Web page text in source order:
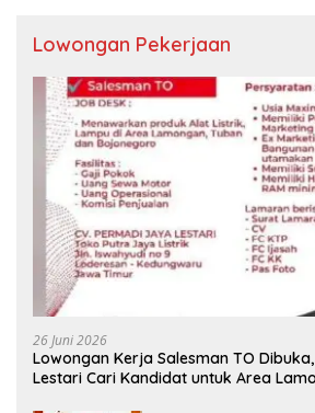
Lowongan Pekerjaan
26 Juni 2026
Lowongan Kerja Salesman TO
Lestari Cari Kandidat untuk Area